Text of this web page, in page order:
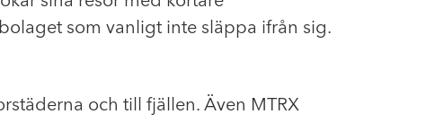
som vanligt inte släppa ifrån sig.
och till fjällen. Även MTRX